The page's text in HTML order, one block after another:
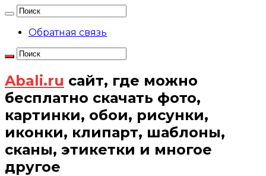
Обратная связь
Abali.ru сайт, где можно
бесплатно скачать фото,
картинки, обои, рисунки,
иконки, клипарт, шаблоны,
сканы, этикетки и многое
другое